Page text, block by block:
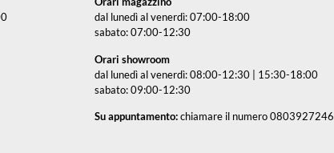
dal lunedì al venerdì: 07:00-18:00
sabato: 07:00-12:30
Orari showroom
dal lunedì al venerdì: 08:00-12:30 | 15:30-18:00
sabato: 09:00-12:30
Su appuntamento:chiamare il numero 0803927246